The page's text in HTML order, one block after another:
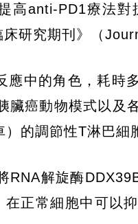
高anti-PD1療法
研究期刊》（
中的角色，耗時
臟癌動物模式以及
的調節性T淋巴細
RNA解旋酶
正常細胞中可以